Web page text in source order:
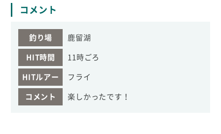
コメント
釣り場 鹿留湖
HIT時間 11時ごろ
HITルアー フライ
コメント 楽しかったです！